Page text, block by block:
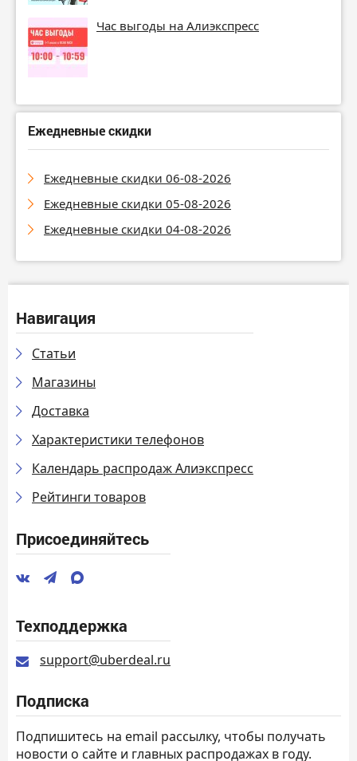
Час выгоды на Алиэкспресс
Ежедневные скидки
Ежедневные скидки 06-08-2026
Ежедневные скидки 05-08-2026
Ежедневные скидки 04-08-2026
Навигация
Статьи
Магазины
Доставка
Характеристики телефонов
Календарь распродаж Алиэкспресс
Рейтинги товаров
Присоединяйтесь
Техподдержка
support@uberdeal.ru
Подписка
Подпишитесь на email рассылку, чтобы получать
новости о сайте и главных распродажах в году.